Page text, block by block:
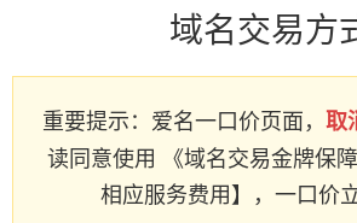
域名交易方
重要提示：爱名一口价页面， 取
读同意使用 《域名交易金牌保
相应服务费用】，一口价